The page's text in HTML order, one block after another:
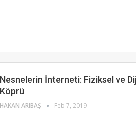
Nesnelerin İnterneti: Fiziksel ve
Köprü
HAKAN ARIBAŞ Feb 7, 2019